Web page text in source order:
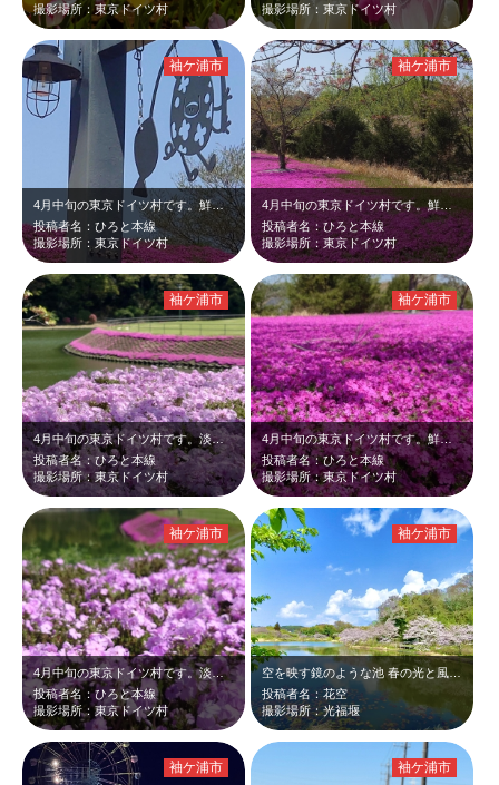
撮影場所：東京ドイツ村
撮影場所：東京ドイツ村
4月中旬の東京ドイツ村です。鮮やかなピンク色の芝桜を撮っていると、お洒落な飾り…
投稿者名：ひろと本線
撮影場所：東京ドイツ村
袖ケ浦市
4月中旬の東京ドイツ村です。鮮やかなピンク色の芝桜が見頃て綺麗でした。まだ桜が…
投稿者名：ひろと本線
撮影場所：東京ドイツ村
袖ケ浦市
4月中旬の東京ドイツ村です。淡い紫色の芝桜が、池と深緑に映えて綺麗でした。
投稿者名：ひろと本線
撮影場所：東京ドイツ村
袖ケ浦市
4月中旬の東京ドイツ村です。鮮やかなピンク色の芝桜が青空と深緑に映えて綺麗でし…
投稿者名：ひろと本線
撮影場所：東京ドイツ村
袖ケ浦市
4月中旬の東京ドイツ村です。淡い紫色の芝桜が青空と深緑に映えて綺麗でした。
投稿者名：ひろと本線
撮影場所：東京ドイツ村
袖ケ浦市
空を映す鏡のような池 春の光と風が止まった穏やかな午後
投稿者名：花空
撮影場所：光福堰
袖ケ浦市
袖ケ浦市 袖ケ浦市